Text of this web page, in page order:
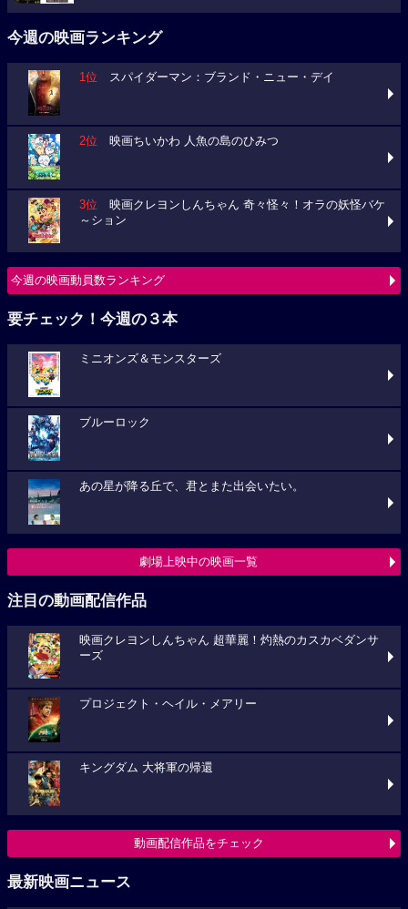
今週の映画ランキング
1位 スパイダーマン：ブランド・ニュー・デイ
2位 映画ちいかわ 人魚の島のひみつ
3位 映画クレヨンしんちゃん 奇々怪々！オラの妖怪バケ
～ション
今週の映画動員数ランキング
要チェック！今週の３本
ミニオンズ＆モンスターズ
ブルーロック
あの星が降る丘で、君とまた出会いたい。
劇場上映中の映画一覧
注目の動画配信作品
映画クレヨンしんちゃん 超華麗！灼熱のカスカベダンサ
ーズ
プロジェクト・ヘイル・メアリー
キングダム 大将軍の帰還
動画配信作品をチェック
最新映画ニュース